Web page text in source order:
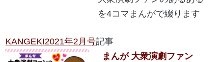
を4コマまんがで綴ります
KANGEKI2021年2月号記事
まんが 大衆演劇ファン